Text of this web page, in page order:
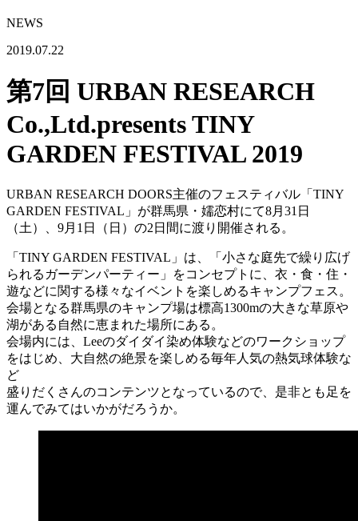
NEWS
2019.07.22
第7回 URBAN RESEARCH
Co.,Ltd.presents TINY
GARDEN FESTIVAL 2019
URBAN RESEARCH DOORS主催のフェスティバル「TINY
GARDEN FESTIVAL」が群馬県・嬬恋村にて8月31日
（土）、9月1日（日）の2日間に渡り開催される。
「TINY GARDEN FESTIVAL」は、「小さな庭先で繰り広げ
られるガーデンパーティー」をコンセプトに、衣・食・住・
遊などに関する様々なイベントを楽しめるキャンプフェス。
会場となる群馬県のキャンプ場は標高1300mの大きな草原や
湖がある自然に恵まれた場所にある。
会場内には、Leeのダイダイ染め体験などのワークショップ
をはじめ、大自然の絶景を楽しめる毎年人気の熱気球体験な
ど
盛りだくさんのコンテンツとなっているので、是非とも足を
運んでみてはいかがだろうか。